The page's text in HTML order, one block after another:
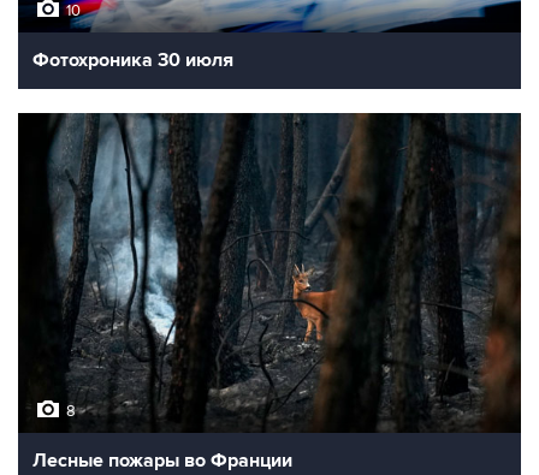
10
Фотохроника 30 июля
8
Лесные пожары во Франции